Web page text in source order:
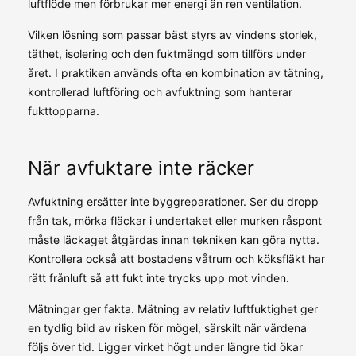
luftflöde men förbrukar mer energi än ren ventilation.
Vilken lösning som passar bäst styrs av vindens storlek,
täthet, isolering och den fuktmängd som tillförs under
året. I praktiken används ofta en kombination av tätning,
kontrollerad luftföring och avfuktning som hanterar
fukttopparna.
När avfuktare inte räcker
Avfuktning ersätter inte byggreparationer. Ser du dropp
från tak, mörka fläckar i undertaket eller murken råspont
måste läckaget åtgärdas innan tekniken kan göra nytta.
Kontrollera också att bostadens våtrum och köksfläkt har
rätt frånluft så att fukt inte trycks upp mot vinden.
Mätningar ger fakta. Mätning av relativ luftfuktighet ger
en tydlig bild av risken för mögel, särskilt när värdena
följs över tid. Ligger virket högt under längre tid ökar